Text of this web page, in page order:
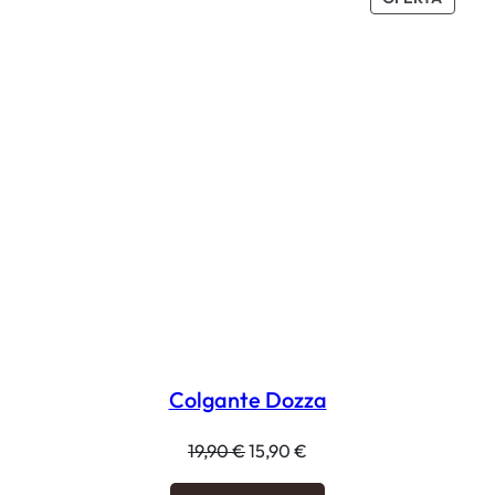
EN
Colgante Dozza
19,90€El
precio
15,90 €
precio